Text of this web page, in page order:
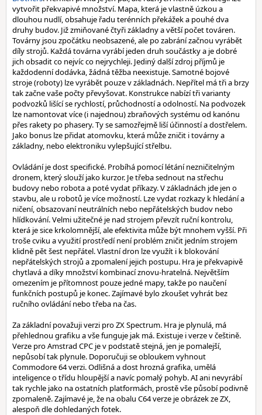
vytvořit překvapivé množství. Mapa, která je vlastně úzkou a
dlouhou nudlí, obsahuje řadu terénních překážek a pouhé dva
druhy budov. Již zmiňované čtyři základny a větší počet továren.
Továrny jsou zpočátku neobsazené, ale po zabrání začnou vyrábět
díly strojů. Každá továrna vyrábí jeden druh součástky a je dobré
jich obsadit co nejvíc co nejrychleji. Jediný další zdroj příjmů je
každodenní dodávka, žádná těžba neexistuje. Samotné bojové
stroje (roboty) lze vyrábět pouze v základnách. Nepřítel má tři a brzy
tak začne vaše počty převyšovat. Konstrukce nabízí tři varianty
podvozků lišící se rychlostí, průchodností a odolností. Na podvozek
lze namontovat více (i najednou) zbraňových systému od kanónu
přes rakety po phasery. Ty se samozřejmě liší účinností a dostřelem.
Jako bonus lze přidat atomovku, která může zničit i továrny a
základny, nebo elektroniku vylepšující střelbu.
Ovládání je dost specifické. Probíhá pomocí létání nezničitelným
dronem, který slouží jako kurzor. Je třeba sednout na střechu
budovy nebo robota a poté vydat příkazy. V základnách jde jen o
stavbu, ale u robotů je více možností. Lze vydat rozkazy k hledání a
ničení, obsazovaní neutrálních nebo nepřátelských budov nebo
hlídkování. Velmi užitečné je nad strojem převzít ruční kontrolu,
která je sice krkolomnější, ale efektivita může být mnohem vyšší. Při
troše cviku a využití prostředí není problém zničit jedním strojem
klidně pět šest nepřátel. Vlastní dron lze využít i k blokování
nepřátelských strojů a zpomalení jejich postupu. Hra je překvapivě
chytlavá a díky množství kombinací znovu-hratelná. Největším
omezením je přítomnost pouze jedné mapy, takže po naučení
funkčních postupů je konec. Zajímavé bylo zkoušet vyhrát bez
ručního ovládání nebo třeba na čas.
Za základní považuji verzi pro ZX Spectrum. Hra je plynulá, má
přehlednou grafiku a vše funguje jak má. Existuje i verze v češtině.
Verze pro Amstrad CPC je v podstatě stejná, jen je pomalejší,
nepůsobí tak plynule. Doporučuji se obloukem vyhnout
Commodore 64 verzi. Odlišná a dost hrozná grafika, umělá
inteligence o třídu hloupější a navíc pomalý pohyb. AI ani nevyrábí
tak rychle jako na ostatních platformách, prostě vše působí podivně
zpomaleně. Zajímavé je, že na obalu C64 verze je obrázek ze ZX,
alespoň dle dohledaných fotek.